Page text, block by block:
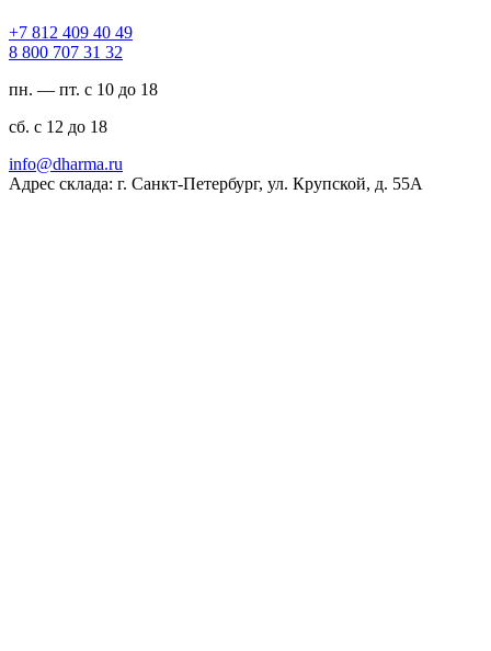
94 04 904 218 7+
23 13 707 008 8
пн. — пт. с 10 до 18
сб. с 12 до 18
ur.amrahd@ofni
Адрес склада: г. Санкт-Петербург, ул. Крупской, д. 55А